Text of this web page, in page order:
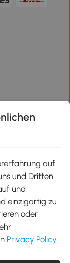
auf
und Dritten
und
einzigartig zu
oder
Privacy Policy.